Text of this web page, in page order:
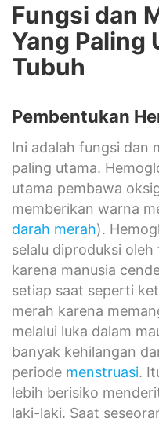
Fungsi dan
Yang Paling
Tubuh
Pembentukan
Ini adalah fungsi dan
paling utama.
utama pembawa
memberikan warna
darah merah).
selalu diproduksi oleh
karena manusia
setiap saat seperti
merah karena
melalui luka dalam
banyak kehilangan
periode menstruasi.
lebih berisiko
laki-laki. Saat